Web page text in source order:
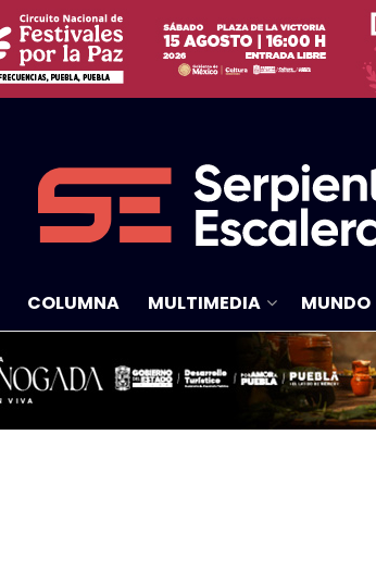
COLUMNA MULTIMEDIA MUNDO